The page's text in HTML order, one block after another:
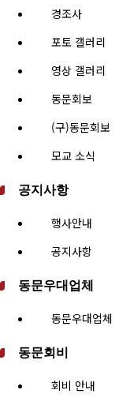
경조사
포토 갤러리
영상 갤러리
동문회보
(구)동문회보
모교 소식
공지사항
행사안내
공지사항
동문우대업체
동문우대업체
동문회비
회비 안내